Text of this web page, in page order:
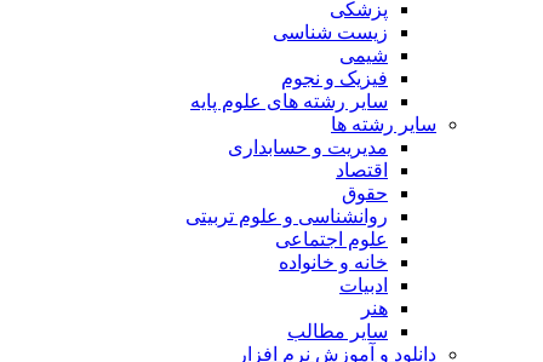
پزشکی
زیست شناسی
شیمی
فیزیک و نجوم
سایر رشته های علوم پایه
سایر رشته ها
مدیریت و حسابداری
اقتصاد
حقوق
روانشناسی و علوم تربیتی
علوم اجتماعی
خانه و خانواده
ادبیات
هنر
سایر مطالب
دانلود و آموزش نرم افزار